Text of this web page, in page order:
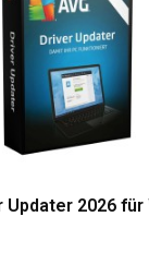
Updater 2026 für